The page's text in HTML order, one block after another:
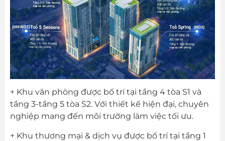
+ Khu văn phòng được bố trí tại tầng 4 tòa S1 và
tầng 3-tầng 5 tòa S2. Với thiết kế hiện đại, chuyên
nghiệp mang đến môi trường làm việc tối ưu.
+ Khu thương mại & dịch vụ được bố trí tại tầng 1